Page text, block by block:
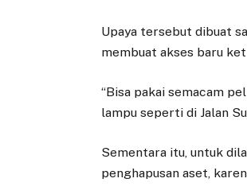
Upaya tersebut dibuat
membuat akses baru
“Bisa pakai semacam
lampu seperti di Jalan
Sementara itu, untuk
penghapusan aset,